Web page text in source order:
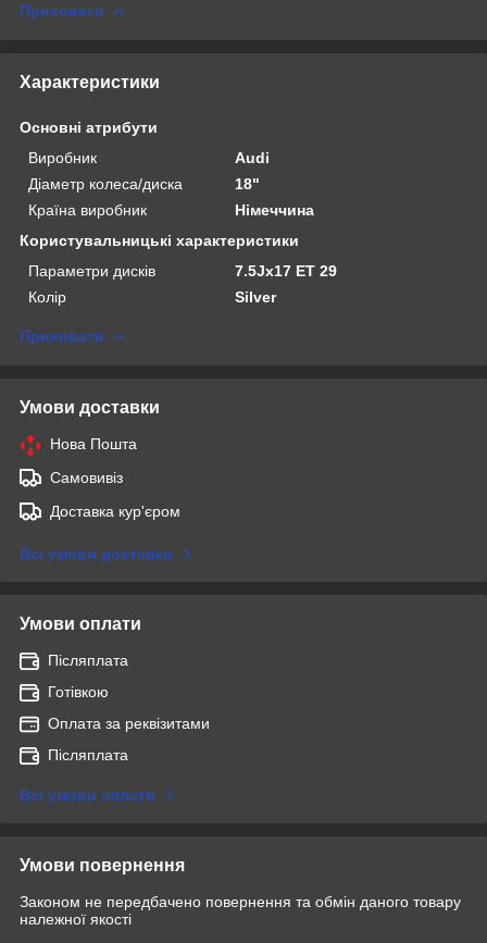
Приховати
Характеристики
Основні атрибути
Виробник
Audi
Діаметр колеса/диска
18"
Країна виробник
Німеччина
Користувальницькі характеристики
Параметри дисків
7.5Jx17 ET 29
Колір
Silver
Приховати
Умови доставки
Нова Пошта
Самовивіз
Доставка кур'єром
Всі умови доставки
Умови оплати
Післяплата
Готівкою
Оплата за реквізитами
Післяплата
Всі умови оплати
Умови повернення
Законом не передбачено повернення та обмін даного товару
належної якості